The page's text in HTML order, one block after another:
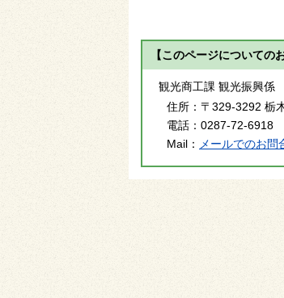
【このページについての
観光商工課 観光振興係
住所： 〒329-3292 栃
電話： 0287-72-6918
Mail：
メールでのお問